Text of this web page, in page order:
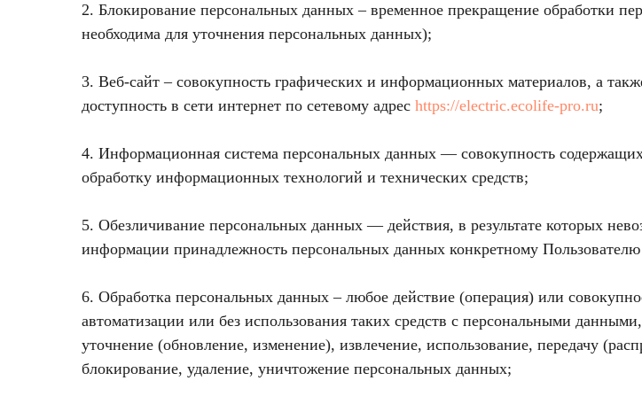
2. Блокирование персональных данных – временное прекращение обработки
необходима для уточнения персональных данных);
3. Веб-сайт – совокупность графических и информационных материалов, а
доступность в сети интернет по сетевому адрес https://electric.ecolife-pro.ru;
4. Информационная система персональных данных — совокупность
обработку информационных технологий и технических средств;
5. Обезличивание персональных данных — действия, в результате которых
информации принадлежность персональных данных конкретному
6. Обработка персональных данных – любое действие (операция) или
автоматизации или без использования таких средств с персональными
уточнение (обновление, изменение), извлечение, использование, передачу
блокирование, удаление, уничтожение персональных данных;